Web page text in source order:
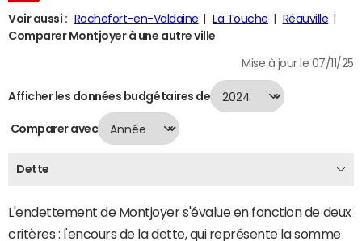
Voir aussi : Rochefort-en-Valdaine La Touche
Réauville
Comparer Montjoyer à une autre ville
Mise à jour le 07/11/25
Afficher les données budgétaires de
Comparer avec
Dette
L'endettement de Montjoyer s'évalue en fonction de deux
critères : l'encours de la dette, qui représente la somme